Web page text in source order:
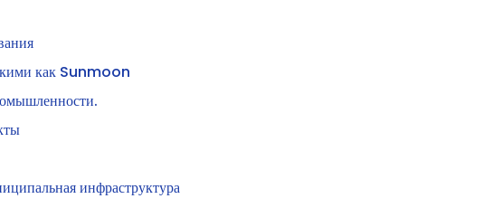
как Sunmoon
инфраструктура